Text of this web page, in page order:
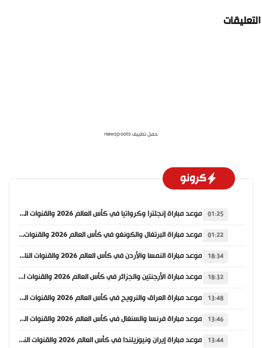
حمل تطبيق newspoots
كرونو
01:25 موعد مباراة إنجلترا وكرواتيا في كأس العالم 2026 والقنوات الناقلة
01:22 موعد مباراة البرتغال والكونغو في كأس العالم 2026 والقنوات الناقلة
18:34 موعد مباراة النمسا والأردن في كأس العالم 2026 والقنوات الناقلة
18:32 موعد مباراة الأرجنتين والجزائر في كأس العالم 2026 والقنوات الناقلة
13:48 موعد مباراة العراق والنرويج في كأس العالم 2026 والقنوات الناقلة
13:46 موعد مباراة فرنسا والسنغال في كأس العالم 2026 والقنوات الناقلة
13:44 موعد مباراة إيران ونيوزيلندا في كأس العالم 2026 والقنوات الناقلة